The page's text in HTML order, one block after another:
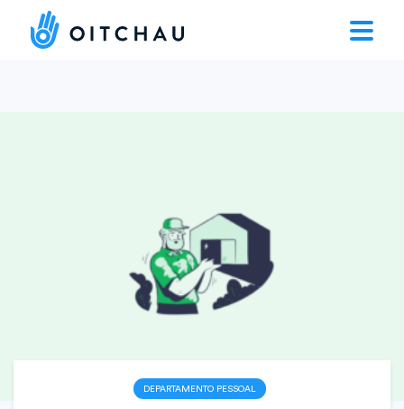
DEPARTAMENTO PESSOAL